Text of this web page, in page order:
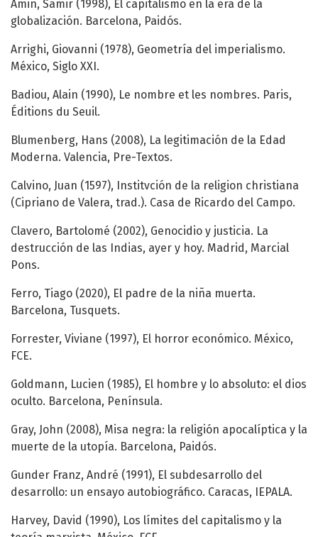
Amin, Samir (1998), El capitalismo en la era de la
globalización. Barcelona, Paidós.
Arrighi, Giovanni (1978), Geometría del imperialismo.
México, Siglo XXI.
Badiou, Alain (1990), Le nombre et les nombres. Paris,
Éditions du Seuil.
Blumenberg, Hans (2008), La legitimación de la Edad
Moderna. Valencia, Pre-Textos.
Calvino, Juan (1597), Institvción de la religion christiana
(Cipriano de Valera, trad.). Casa de Ricardo del Campo.
Clavero, Bartolomé (2002), Genocidio y justicia. La
destrucción de las Indias, ayer y hoy. Madrid, Marcial
Pons.
Ferro, Tiago (2020), El padre de la niña muerta.
Barcelona, Tusquets.
Forrester, Viviane (1997), El horror económico. México,
FCE.
Goldmann, Lucien (1985), El hombre y lo absoluto: el dios
oculto. Barcelona, Península.
Gray, John (2008), Misa negra: la religión apocalíptica y la
muerte de la utopía. Barcelona, Paidós.
Gunder Franz, André (1991), El subdesarrollo del
desarrollo: un ensayo autobiográfico. Caracas, IEPALA.
Harvey, David (1990), Los límites del capitalismo y la